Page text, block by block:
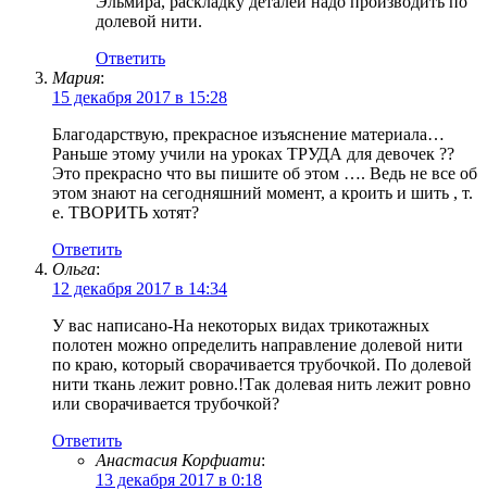
долевой нити.
Ответить
Мария:
15 декабря 2017 в 15:28
Благодарствую, прекрасное изъяснение материала…
Раньше этому учили на уроках ТРУДА для девочек ??
Это прекрасно что вы пишите об этом …. Ведь не все об
этом знают на сегодняшний момент, а кроить и шить , т.
е. ТВОРИТЬ хотят?
Ответить
Ольга:
12 декабря 2017 в 14:34
У вас написано-На некоторых видах трикотажных
полотен можно определить направление долевой нити
по краю, который сворачивается трубочкой. По долевой
нити ткань лежит ровно.!Так долевая нить лежит ровно
или сворачивается трубочкой?
Ответить
Анастасия Корфиати:
13 декабря 2017 в 0:18